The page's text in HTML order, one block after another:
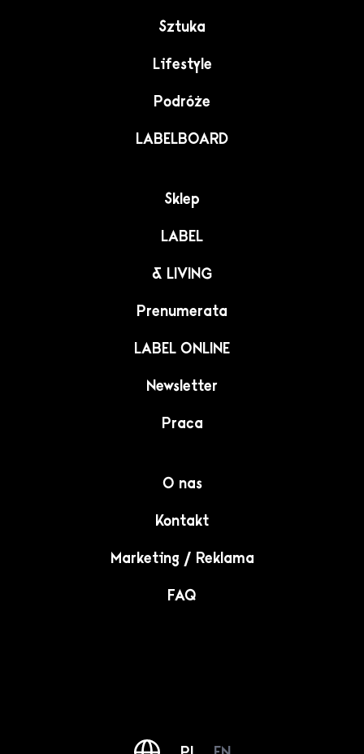
Sztuka
Lifestyle
Podróże
LABELBOARD
Sklep
LABEL
& LIVING
Prenumerata
LABEL ONLINE
Newsletter
Praca
O nas
Kontakt
Marketing / Reklama
FAQ